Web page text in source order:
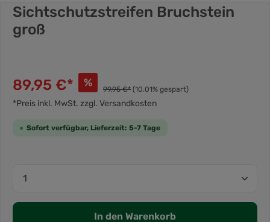
Sichtschutzstreifen Bruchstein
groß
89,95 €* % 99,95 €* (10.01% gespart)
*Preis inkl. MwSt. zzgl. Versandkosten
Sofort verfügbar, Lieferzeit: 5-7 Tage
In den Warenkorb